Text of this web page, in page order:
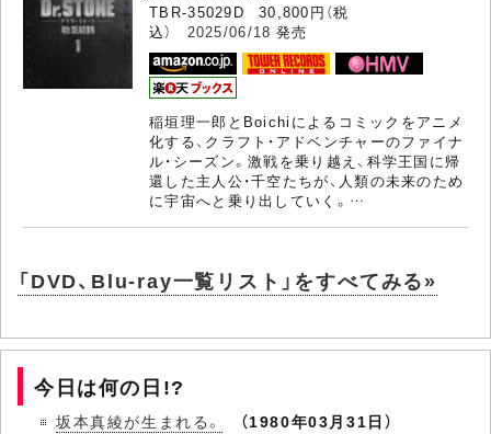
TBR-35029D 30,800円（税
込） 2025/06/18 発売
稲垣理一郎とBoichiによるコミックをアニメ
化する、クラフト・アドベンチャーのファイナ
ル・シーズン。激戦を乗り越え、科学王国に帰
還した主人公・千空たちが、人類の未来のため
に宇宙へと乗り出していく。…
「DVD、Blu-ray一覧リスト」をすべてみる»
今日は何の日!?
坂本真綾が生まれる。 （1980年03月31日）